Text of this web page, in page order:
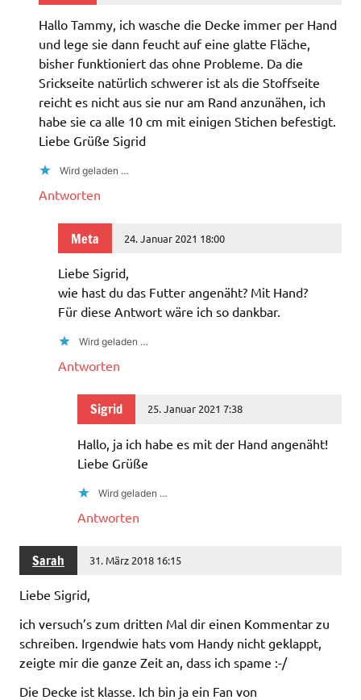
Hallo Tammy, ich wasche die Decke immer per Hand
und lege sie dann feucht auf eine glatte Fläche,
bisher funktioniert das ohne Probleme. Da die
Srickseite natürlich schwerer ist als die Stoffseite
reicht es nicht aus sie nur am Rand anzunähen, ich
habe sie ca alle 10 cm mit einigen Stichen befestigt.
Liebe Grüße Sigrid
Wird geladen …
Antworten
Meta 24. Januar 2021 18:00
Liebe Sigrid,
wie hast du das Futter angenäht? Mit Hand?
Für diese Antwort wäre ich so dankbar.
Wird geladen …
Antworten
Sigrid 25. Januar 2021 7:38
Hallo, ja ich habe es mit der Hand angenäht!
Liebe Grüße
Wird geladen …
Antworten
Sarah 31. März 2018 16:15
Liebe Sigrid,
ich versuch’s zum dritten Mal dir einen Kommentar zu
schreiben. Irgendwie hats vom Handy nicht geklappt,
zeigte mir die ganze Zeit an, dass ich spame :-/
Die Decke ist klasse. Ich bin ja ein Fan von